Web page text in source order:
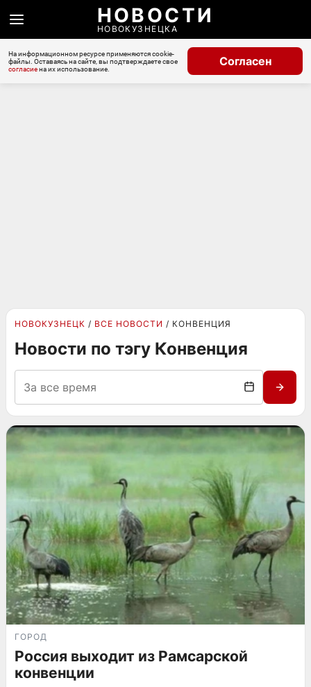
НОВОСТИ
НОВОКУЗНЕЦКА
На информационном ресурсе применяются cookie-
файлы. Оставаясь на сайте, вы подтверждаете свое
согласиена их использование.
Согласен
НОВОКУЗНЕЦК ВСЕ НОВОСТИ КОНВЕНЦИЯ
Новости по тэгу Конвенция
ГОРОД
Россия выходит из Рамсарской
конвенции